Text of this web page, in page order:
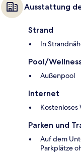
Ausstattung
Strand
In
Pool/
Außenpool
Internet
Kostenloses
Parken und
Auf dem
Parkplätze